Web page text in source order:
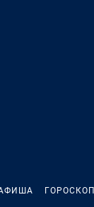
ГОРОСКОП